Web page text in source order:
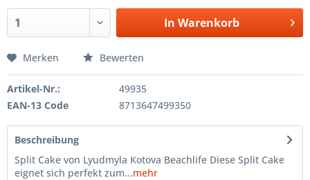
In Warenkorb
Merken Bewerten
Artikel-Nr.:
49935
EAN-13 Code
8713647499350
Beschreibung
Split Cake von Lyudmyla Kotova Beachlife Diese Split Cake
eignet sich perfekt zum...mehr